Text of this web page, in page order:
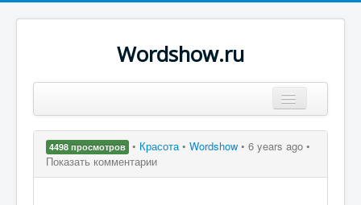
Wordshow.ru
Популярные цитаты
4498 просмотров • Красота• Wordshow • 6 years ago •
Показать комментарии